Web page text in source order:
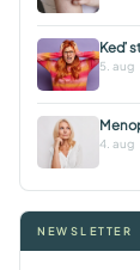
Keď
5. aug
4. aug
NEWSLETTER